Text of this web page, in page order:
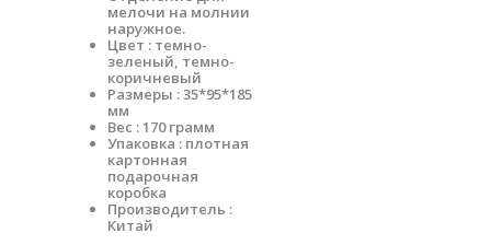
мелочи на молнии
наружное.
Цвет : темно-
зеленый, темно-
коричневый
Размеры : 35*95*185
мм
Вес : 170 грамм
Упаковка : плотная
картонная
подарочная
коробка
Производитель :
Китай